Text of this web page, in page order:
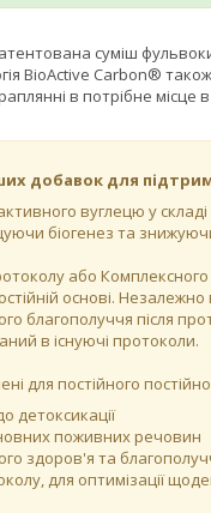
суміш
BioActive Carbon®
в потрібне місце в
добавок для
вуглецю у
біогенез та
або Комплексного
основі. Незалежно
благополуччя після
в існуючі протоколи.
для постійного
детоксикації
поживних речовин
здоров'я та
для оптимізації